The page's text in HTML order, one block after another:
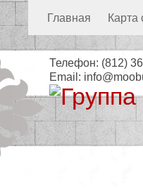
Главная Карта
Телефон: (812)
Email: